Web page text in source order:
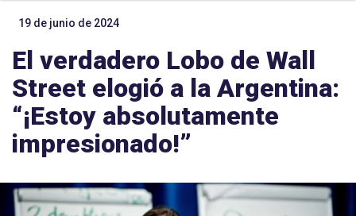
19 de junio de 2024
El verdadero Lobo de Wall
Street elogió a la Argentina:
“¡Estoy absolutamente
impresionado!”